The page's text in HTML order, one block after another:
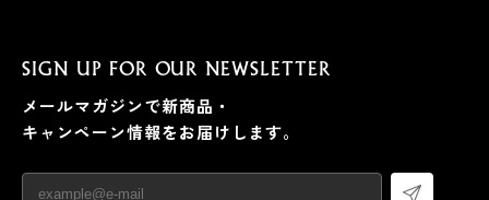
SIGN UP FOR OUR NEWSLETTER
メールマガジンで新商品・
キャンペーン情報をお届けします。